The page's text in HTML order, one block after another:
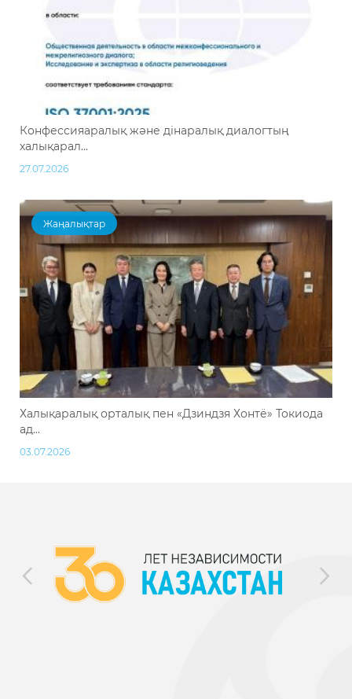
Конфессияаралық және дінаралық диалогтың
халықарал...
27.07.2026
Жаңалықтар
Халықаралық орталық пен «Дзиндзя Хонтё» Токиода
ад...
03.07.2026